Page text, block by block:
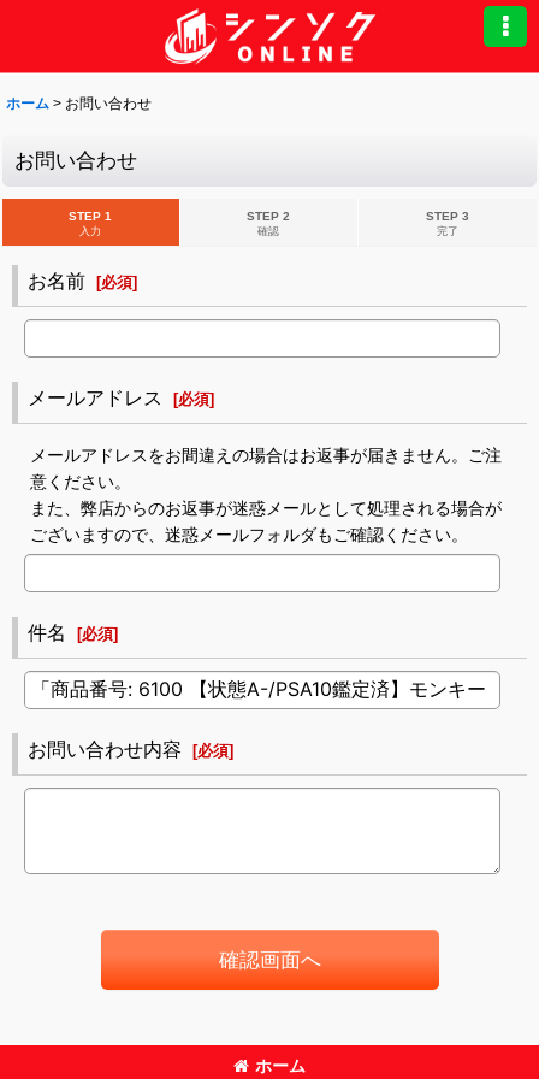
ホーム > お問い合わせ
お問い合わせ
STEP 1
入力
STEP 2
確認
STEP 3
完了
お名前 [必須]
メールアドレス [必須]
メールアドレスをお間違えの場合はお返事が届きません。ご注
意ください。
また、弊店からのお返事が迷惑メールとして処理される場合が
ございますので、迷惑メールフォルダもご確認ください。
件名 [必須]
お問い合わせ内容 [必須]
確認画面へ
ホーム